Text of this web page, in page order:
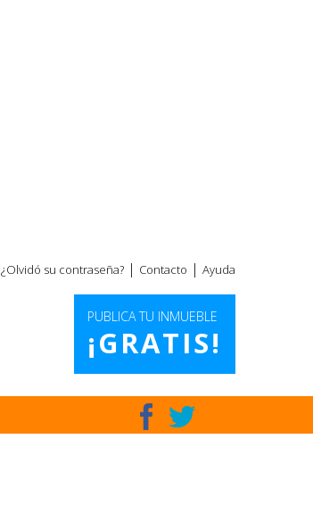
¿Olvidó su contraseña? | Contacto | Ayuda
PUBLICA TU INMUEBLE
¡GRATIS!